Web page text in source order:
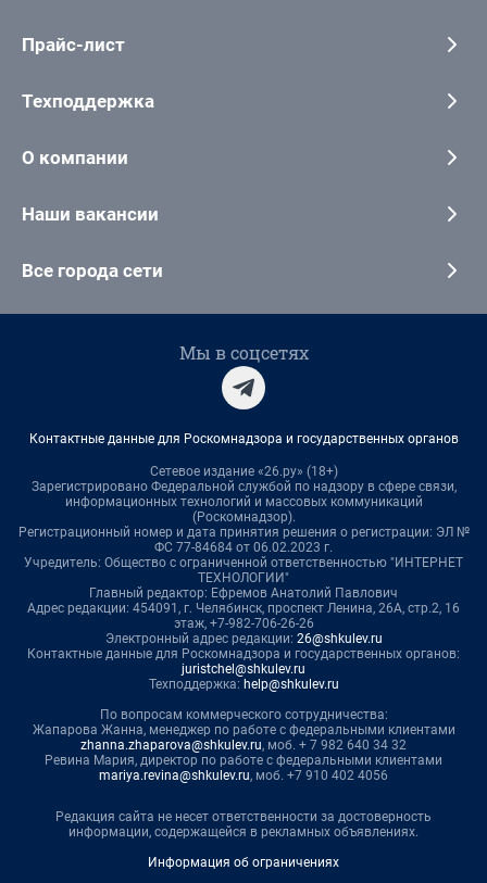
Прайс-лист
Техподдержка
О компании
Наши вакансии
Все города сети
Мы в соцсетях
Контактные данные для Роскомнадзора и государственных органов
Сетевое издание «26.ру» (18+)
Зарегистрировано Федеральной службой по надзору в сфере связи,
информационных технологий и массовых коммуникаций
(Роскомнадзор).
Регистрационный номер и дата принятия решения о регистрации: ЭЛ №
ФС 77-84684 от 06.02.2023 г.
Учредитель: Общество с ограниченной ответственностью "ИНТЕРНЕТ
ТЕХНОЛОГИИ"
Главный редактор: Ефремов Анатолий Павлович
Адрес редакции: 454091, г. Челябинск, проспект Ленина, 26А, стр.2, 16
этаж, +7-982-706-26-26
Электронный адрес редакции: 26@shkulev.ru
Контактные данные для Роскомнадзора и государственных органов:
juristchel@shkulev.ru
Техподдержка: help@shkulev.ru
По вопросам коммерческого сотрудничества:
Жапарова Жанна, менеджер по работе с федеральными клиентами
zhanna.zhaparova@shkulev.ru, моб. + 7 982 640 34 32
Ревина Мария, директор по работе с федеральными клиентами
mariya.revina@shkulev.ru, моб. +7 910 402 4056
Редакция сайта не несет ответственности за достоверность
информации, содержащейся в рекламных объявлениях.
Информация об ограничениях